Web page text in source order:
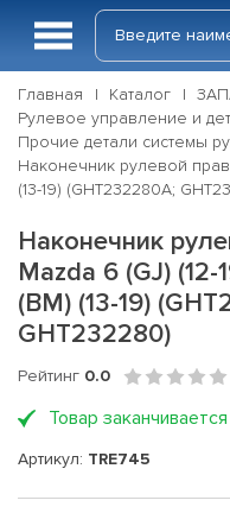
Главная Каталог
Рулевое управление и
Прочие детали системы
Наконечник рулевой
(13-19) (GHT232280A;
Наконечник
Mazda 6 (GJ) (12-
(BM) (13-19)
GHT232280)
Рейтинг 0.0
Товар заканчивается
Артикул: TRE745